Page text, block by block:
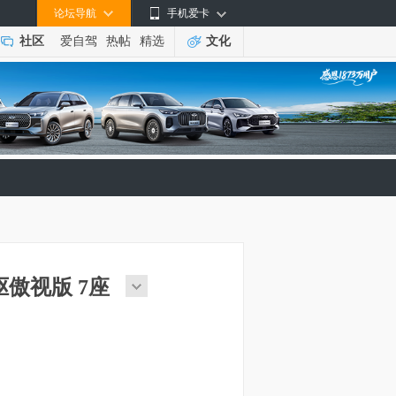
手机爱卡
论坛导航
社区 爱自驾 热帖 精选 文化
傲视版 7座